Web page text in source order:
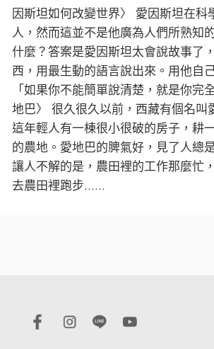
因斯坦如何改變世界〉 愛因斯坦在科
人，然而這並不是他廣為人們所熟知
什麼？答案是愛因斯坦太會說故事了
西，用最生動的語言說出來。用他自
「如果你不能簡單說清楚，就是你完
地巴〉 很久很久以前，西藏有個名叫
這年輕人有一棟很小很破的房子，耕
的農地。愛地巴的脾氣好，見了人總
讓人不解的是，農田裡的工作那麼忙
去農田裡跑步......